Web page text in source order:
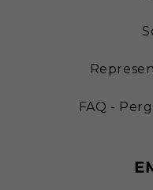
FAQ -